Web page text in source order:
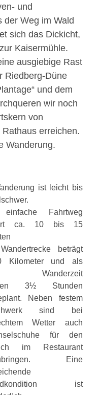
und
der Weg im Wald
sich das Dickicht,
Kaisermühle.
ausgiebige Rast
Riedberg-Düne
und dem
wir noch
von
erreichen.
Wanderung.
ist leicht bis
Fahrtweg
ca. 10 bis 15
beträgt
Kilometer und als
Wanderzeit
3½ Stunden
Neben festem
sind bei
Wetter auch
für den
im Restaurant
Eine
ist